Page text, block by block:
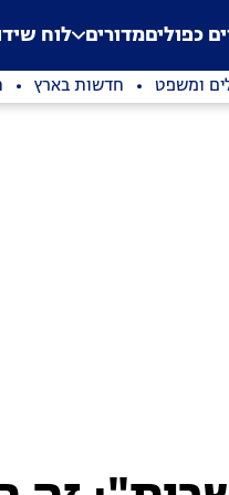
Application error: a
. כפוליםמדורים לוח
ומשפט חדשות בארץ